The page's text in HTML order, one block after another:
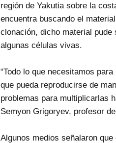
región de Yakutia sobre la
encuentra buscando el
clonación, dicho material pude
algunas células vivas.
“Todo lo que necesitamos
que pueda reproducirse de
problemas para multiplicarlas
Semyon Grigoryev, profesor
Algunos medios señalaron